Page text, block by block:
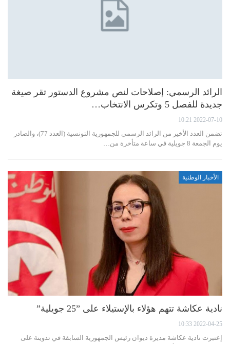
الرائد الرسمي: إصلاحات لنص مشروع الدستور تقر صيغة
جديدة للفصل 5 وتكرس الانتخاب…
2022-07-10 10:21
تضمن العدد الأخير من الرائد الرسمي للجمهورية التونسية (العدد 77)، والصادر
يوم الجمعة 8 جويلية في ساعة متأخرة من…
الأخبار الوطنية
نادية عكاشة تتهم هؤلاء بالإستيلاء على ”25 جويلية”
2022-04-25 10:33
إعتبرت نادية عكاشة مديرة ديوان رئيس الجمهورية السابقة في تدوينة على